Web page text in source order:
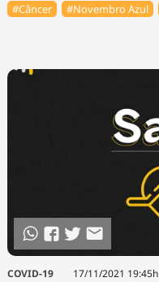
#Câncer #Novembro Azul
COVID-19 17/11/2021 19:45h